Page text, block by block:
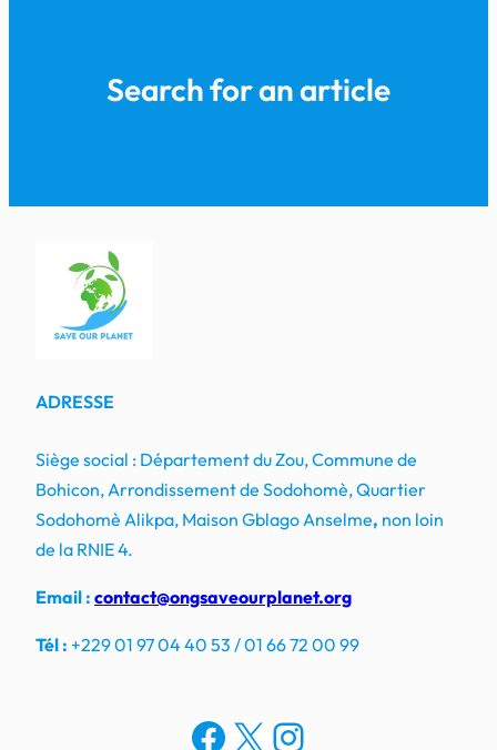
Search for an article
ADRESSE
Siège social : Département du Zou, Commune de
Bohicon, Arrondissement de Sodohomè, Quartier
Sodohomè Alikpa, Maison Gblago Anselme, non loin
de la RNIE 4.
Email : contact@ongsaveourplanet.org
Tél : +229 01 97 04 40 53 / 01 66 72 00 99
Facebook
X Instagram